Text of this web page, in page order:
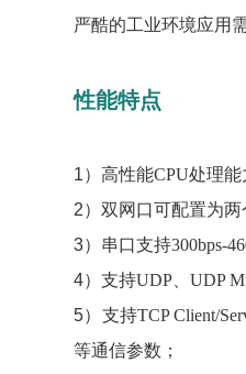
严酷的工业环境应用
性能特点
1）高性能CPU处理能
2）双网口可配置为两
3） 串口支持300bps-
4）支持UDP、UDP
5） 支持TCP Client/
等通信参数；